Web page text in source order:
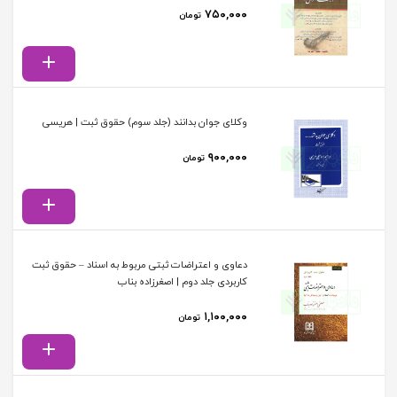
۷۵۰,۰۰۰ تومان
وکلای جوان بدانند (جلد سوم) حقوق ثبت | هریسی
۹۰۰,۰۰۰ تومان
دعاوی و اعتراضات ثبتی مربوط به اسناد – حقوق ثبت
کاربردی جلد دوم | اصغرزاده بناب
۱,۱۰۰,۰۰۰ تومان